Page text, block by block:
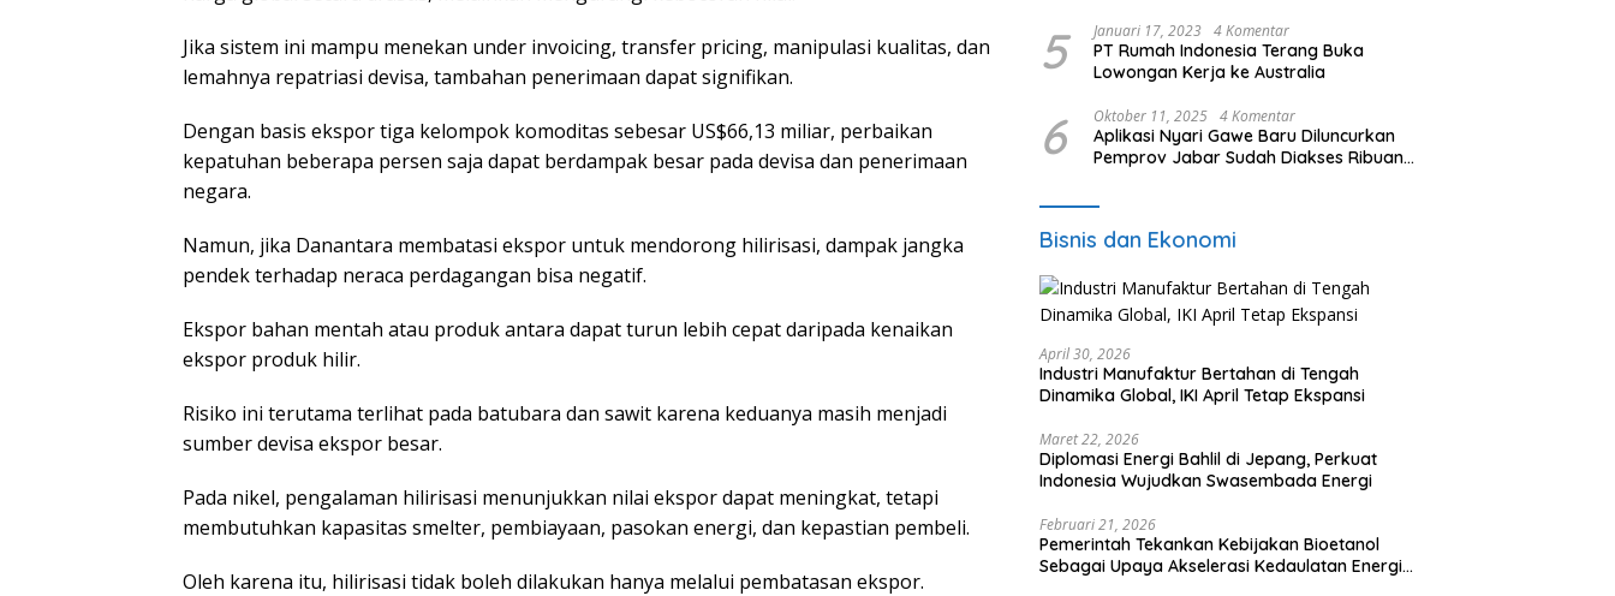
Jika sistem ini mampu menekan under invoicing, transfer pricing, manipulasi kualitas, dan
lemahnya repatriasi devisa, tambahan penerimaan dapat signifikan.
Dengan basis ekspor tiga kelompok komoditas sebesar US$66,13 miliar, perbaikan
kepatuhan beberapa persen saja dapat berdampak besar pada devisa dan penerimaan
negara.
Namun, jika Danantara membatasi ekspor untuk mendorong hilirisasi, dampak jangka
pendek terhadap neraca perdagangan bisa negatif.
Ekspor bahan mentah atau produk antara dapat turun lebih cepat daripada kenaikan
ekspor produk hilir.
Risiko ini terutama terlihat pada batubara dan sawit karena keduanya masih menjadi
sumber devisa ekspor besar.
Pada nikel, pengalaman hilirisasi menunjukkan nilai ekspor dapat meningkat, tetapi
membutuhkan kapasitas smelter, pembiayaan, pasokan energi, dan kepastian pembeli.
Oleh karena itu, hilirisasi tidak boleh dilakukan hanya melalui pembatasan ekspor.
5 Januari 17, 2023 4 Komentar
PT Rumah Indonesia Terang Buka
Lowongan Kerja ke Australia
6 Oktober 11, 2025 4 Komentar
Aplikasi Nyari Gawe Baru Diluncurkan
Pemprov Jabar Sudah Diakses Ribuan
Bisnis dan Ekonomi
April 30, 2026
Industri Manufaktur Bertahan di Tengah
Dinamika Global, IKI April Tetap Ekspansi
Maret 22, 2026
Diplomasi Energi Bahlil di Jepang, Perkuat
Indonesia Wujudkan Swasembada Energi
Februari 21, 2026
Pemerintah Tekankan Kebijakan Bioetanol
Sebagai Upaya Akselerasi Kedaulatan Energi